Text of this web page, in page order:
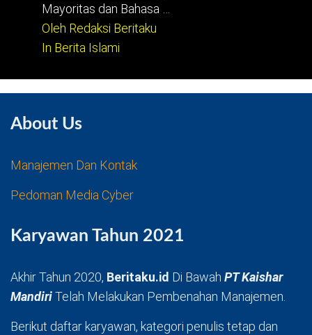
Mayoritas dan Bahasa …
Oleh Redaksi Beritaku
In Berita Islami
About Us
Manajemen Dan Kontak
Pedoman Media Cyber
Karyawan Tahun 2021
Akhir Tahun 2020, Beritaku.id Di Bawah PT Kaishar
MandiriTelah Melakukan Pembenahan Manajemen.
Berikut daftar karyawan, kategori penulis tetap dan